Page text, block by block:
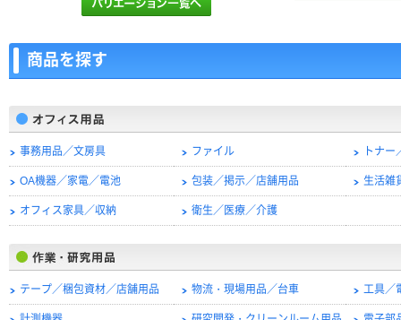
商品を探す
事務用品／文房具 ファイル トナ
OA機器／家電／電池 包装／掲示／店舗用品 生活雑
オフィス家具／収納 衛生／医療／介護
テープ／梱包資材／店舗用品 物流・現場用品／台車 工具／